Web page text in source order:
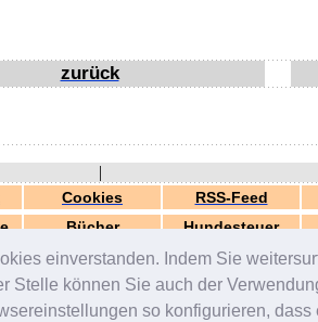
einverstanden. Indem Sie
können Sie auch der
so konfigurieren,
zurück
|
Cookies RSS-Feed
Bücher Hundesteuer
generiert in 0.03 Sek.
© 2000-2026 by
ZERGportal